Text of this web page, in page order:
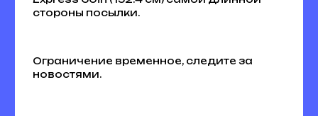
стороны посылки.
Ограничение временное, следите за
новостями.